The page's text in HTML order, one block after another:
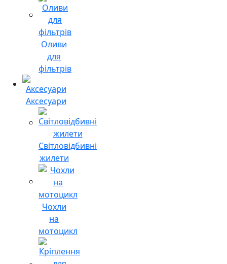
Оливи
для
фільтрів
Аксесуари
Світловідбивні
жилети
Чохли
на
мотоцикл